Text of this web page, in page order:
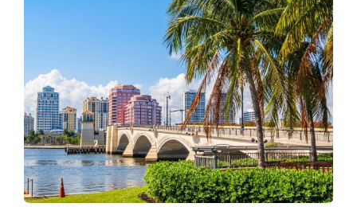
La Importancia de un Agente Inmobiliario
agente inmobiliarioexperimentado puede ser
un recurso invaluable durante todo el proceso de
compra, incluyendo la búsqueda de
financiamiento. Ellos no solo te ayudarán a
identificar las mejores opciones de
financiamiento, sino que también te guiarán en la
preparación de la documentación necesaria y